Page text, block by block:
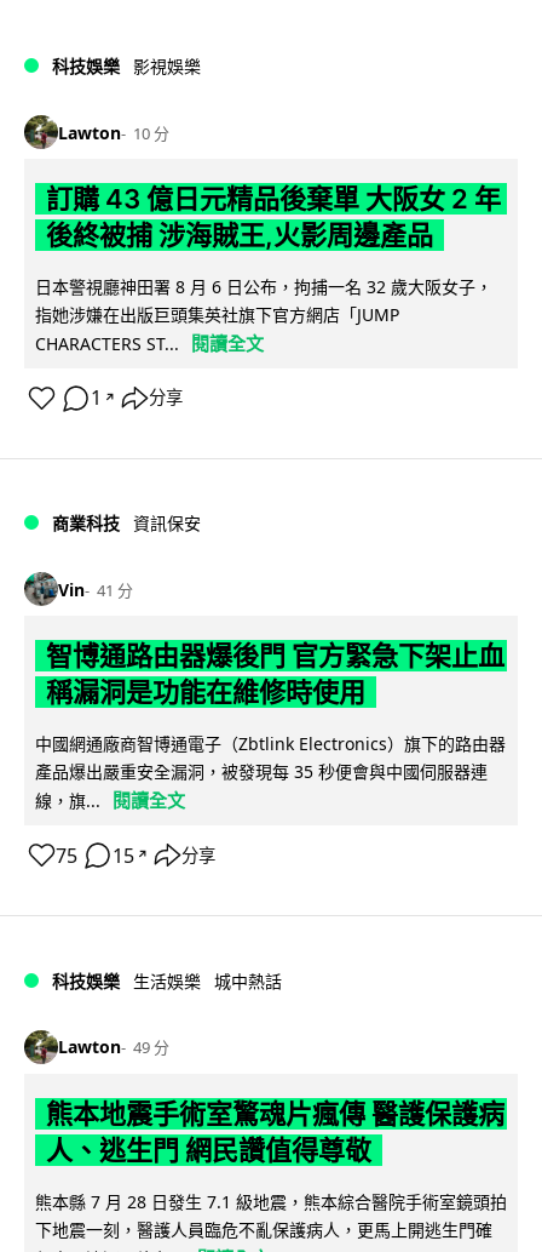
科技娛樂 影視娛樂
Lawton 10 分
訂購 43 億日元精品後棄單 大阪女 2 年
後終被捕 涉海賊王,火影周邊產品
日本警視廳神田署 8 月 6 日公布，拘捕一名 32 歲大阪女子，
指她涉嫌在出版巨頭集英社旗下官方網店「JUMP
CHARACTERS ST...
閱讀全文
1 ↗ 分享
商業科技 資訊保安
Vin 41 分
智博通路由器爆後門 官方緊急下架止血
稱漏洞是功能在維修時使用
中國網通廠商智博通電子（Zbtlink Electronics）旗下的路由器
產品爆出嚴重安全漏洞，被發現每 35 秒便會與中國伺服器連
線，旗...
閱讀全文
75 15 ↗ 分享
科技娛樂 生活娛樂 城中熱話
Lawton 49 分
熊本地震手術室驚魂片瘋傳 醫護保護病
人、逃生門 網民讚值得尊敬
熊本縣 7 月 28 日發生 7.1 級地震，熊本綜合醫院手術室鏡頭拍
下地震一刻，醫護人員臨危不亂保護病人，更馬上開逃生門確